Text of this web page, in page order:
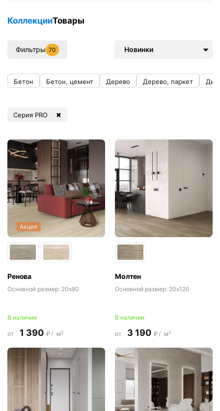
Бетон Бетон, цемент Дерево Дерево, паркет
Серия PRO ✖
Фильтры 70
КоллекцииТовары
Новинки
Акция
Ренова
Основной размер: 20x80
В наличии
от 1 390 ₽/ м2
Молтен
Основной размер: 20x120
В наличии
от 3 190 ₽/ м2